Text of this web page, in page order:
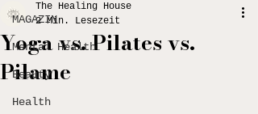
MAGAZIN
Mental Health
Beauty
Health
Yoga vs. Pilates vs.
Pilame
The Healing House
2 Min. Lesezeit